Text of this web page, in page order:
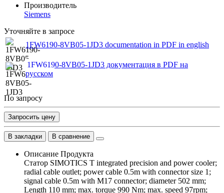
Производитель
Siemens
Уточняйте в запросе
1FW6190-8VB05-1JD3 documentation in PDF in english
1FW6190-8VB05-1JD3 документация в PDF на
русском
По запросу
Запросить цену
В закладки В сравнение
Описание Продукта
Статор SIMOTICS T integrated precision and power cooler;
radial cable outlet; power cable 0.5m with connector size 1;
signal cable 0.5m with M17 connector; diameter 502 mm;
Length 110 mm; max. torque 990 Nm; max. speed 97rpm;